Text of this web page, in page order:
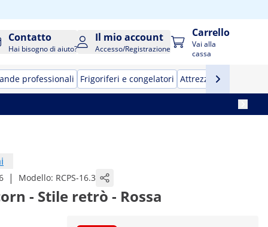
Contatto
Hai bisogno di aiuto?
Il mio account
Accesso/Registrazione
Carrello
Vai alla
cassa
professionali Frigoriferi e congelatori Attrezzature per bar
| Modello: RCPS-16.3
- Stile retrò - Rossa